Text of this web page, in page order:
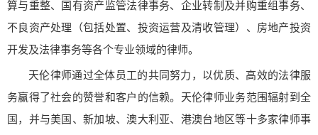
算与重整、国有资产监管法律事务、企业转制及并购重组事务、
不良资产处理（包括处置、投资运营及清收管理）、房地产投资
开发及法律事务等各个专业领域的律师。
天伦律师通过全体员工的共同努力，以优质、高效的法律服
务赢得了社会的赞誉和客户的信赖。天伦律师业务范围辐射到全
国，并与美国、新加坡、澳大利亚、港澳台地区等十多家律师事